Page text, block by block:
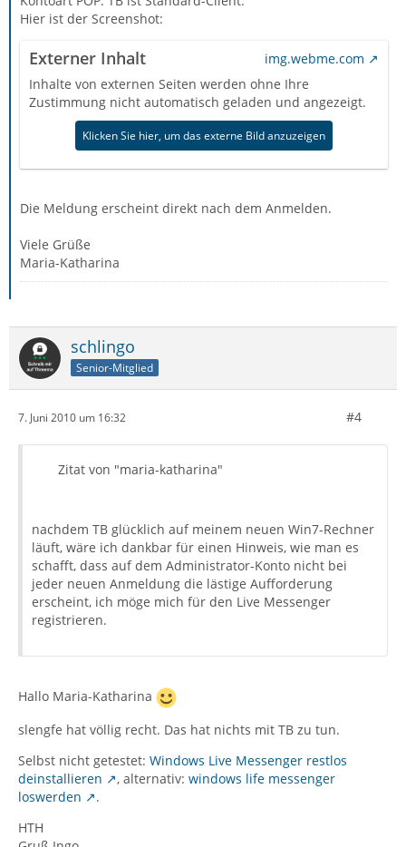
Hier ist der Screenshot:
Externer Inhalt
img.webme.com
Inhalte von externen Seiten werden ohne Ihre
Zustimmung nicht automatisch geladen und angezeigt.
Klicken Sie hier, um das externe Bild anzuzeigen
Die Meldung erscheint direkt nach dem Anmelden.
Viele Grüße
Maria-Katharina
schlingo
Senior-Mitglied
7. Juni 2010 um 16:32 #4
Zitat von "maria-katharina"
nachdem TB glücklich auf meinem neuen Win7-Rechner
läuft, wäre ich dankbar für einen Hinweis, wie man es
schafft, dass auf dem Administrator-Konto nicht bei
jeder neuen Anmeldung die lästige Aufforderung
erscheint, ich möge mich für den Live Messenger
registrieren.
Hallo Maria-Katharina
slengfe hat völlig recht. Das hat nichts mit TB zu tun.
Selbst nicht getestet: Windows Live Messenger restlos
deinstallieren
, alternativ: windows life messenger
loswerden
.
HTH